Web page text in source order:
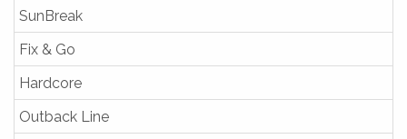
SunBreak
Fix & Go
Hardcore
Outback Line